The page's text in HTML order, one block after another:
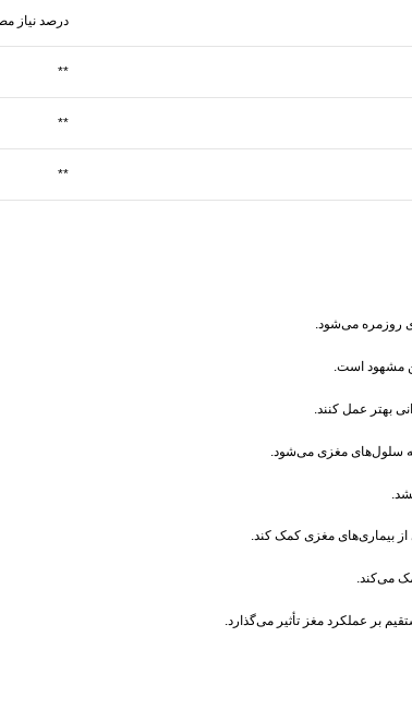
درصد نیاز
**
**
**
روزمره می‌شود.
مشهود است.
بهتر عمل کنند.
سلول‌های مغزی می‌شود.
بیماری‌های مغزی کمک کند.
می‌کند.
بر عملکرد مغز تأثیر می‌گذارد.